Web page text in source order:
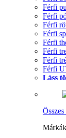
Férfi
Férfi
Férfi
Férfi
Férfi
Férfi
Férfi
Férfi
Láss
Márkák